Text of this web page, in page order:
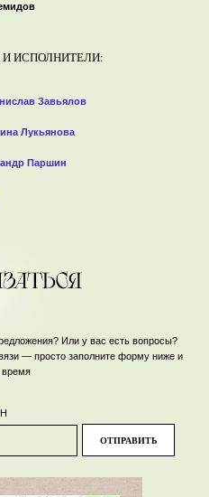
ИСПОЛНИТЕЛИ:
Завьялов
Лукьянова
Паршин
Или у вас есть вопросы?
— просто заполните форму ниже и
ОТПРАВИТЬ